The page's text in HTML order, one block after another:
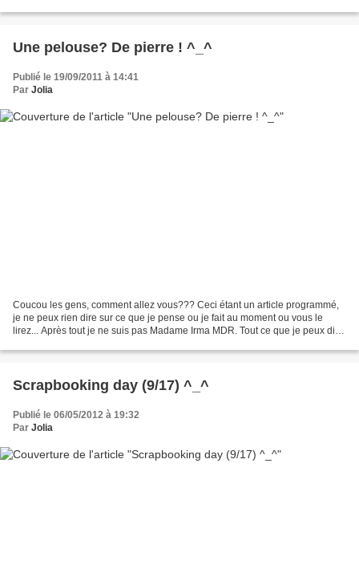
Une pelouse? De pierre ! ^_^
Publié le 19/09/2011 à 14:41
Par Jolia
Coucou les gens, comment allez vous??? Ceci étant un article programmé,
je ne peux rien dire sur ce que je pense ou je fait au moment ou vous le
lirez... Après tout je ne suis pas Madame Irma MDR. Tout ce que je peux dire,
Scrapbooking day (9/17) ^_^
Publié le 06/05/2012 à 19:32
Par Jolia